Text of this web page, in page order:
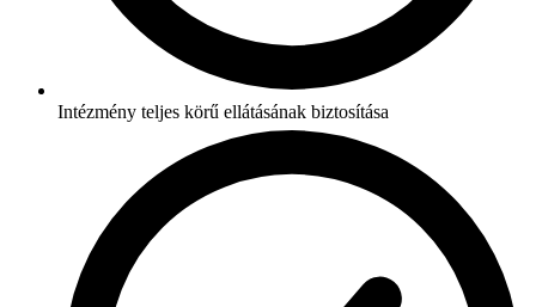
Intézmény teljes körű ellátásának biztosítása